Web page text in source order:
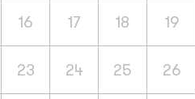
16 17 18 19
23 24 25 26